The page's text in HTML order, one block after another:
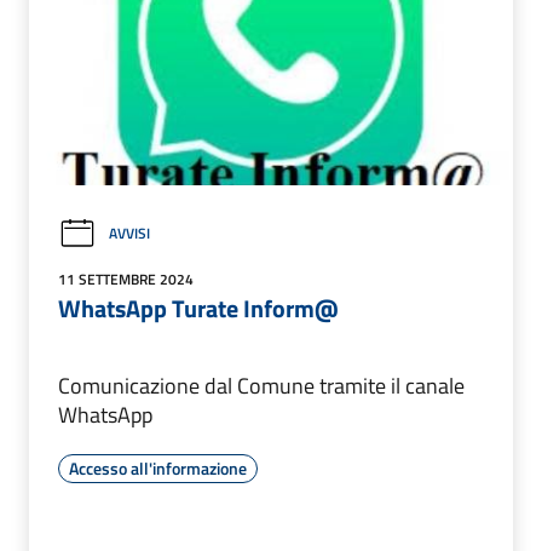
AVVISI
11 SETTEMBRE 2024
WhatsApp Turate Inform@
Comunicazione dal Comune tramite il canale
WhatsApp
Accesso all'informazione